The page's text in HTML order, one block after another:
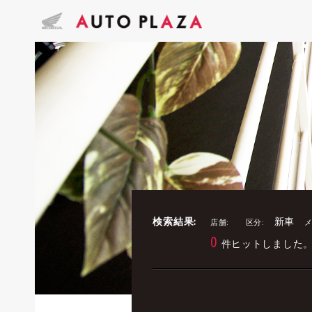
検索結果: 店舗: 区分: 新車
0 件ヒットしました。